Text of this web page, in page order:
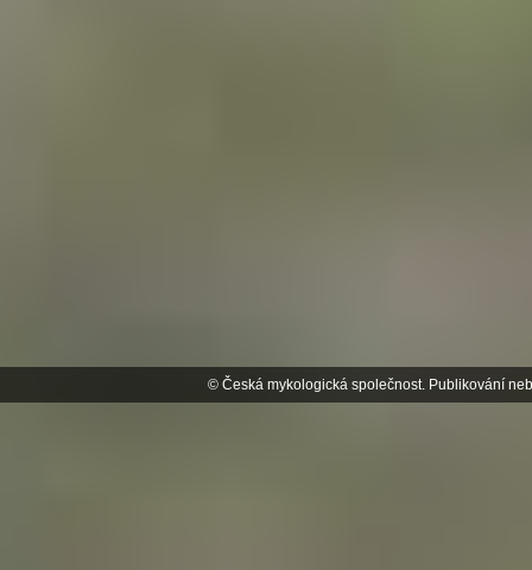
© Česká mykologická společnost. Publikování